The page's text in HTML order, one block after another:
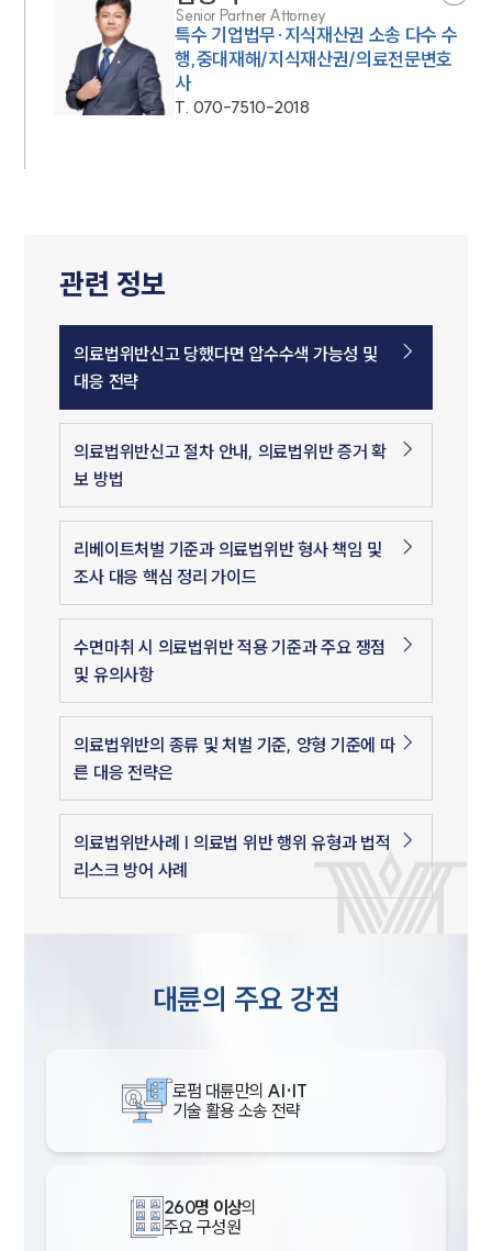
Senior Partner Attorney
특수 기업법무·지식재산권 소송 다수 수
행,중대재해/지식재산권/의료전문변호
사
T. 070-7510-2018
관련 정보
의료법위반신고 당했다면 압수수색 가능성 및
대응 전략
의료법위반신고 절차 안내, 의료법위반 증거 확
보 방법
리베이트처벌 기준과 의료법위반 형사 책임 및
조사 대응 핵심 정리 가이드
수면마취 시 의료법위반 적용 기준과 주요 쟁점
및 유의사항
의료법위반의 종류 및 처벌 기준, 양형 기준에 따
른 대응 전략은
의료법위반사례 | 의료법 위반 행위 유형과 법적
리스크 방어 사례
대륜의 주요 강점
로펌 대륜만의 AI·IT
기술 활용 소송 전략
260명 이상의
주요 구성원